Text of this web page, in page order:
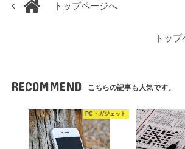
トップページへ
トッ
RECOMMEND こちらの記事も人気です。
PC・ガジェット